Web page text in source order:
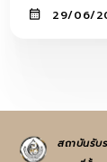
29/06/
สถาบันรับ